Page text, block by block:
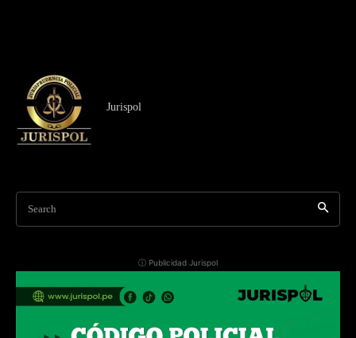
Jurispol
Search
ⓘ Publicidad Jurispol